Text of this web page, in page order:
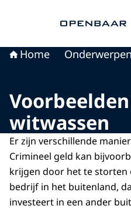
Home Onderwerpen
witwassen
Er zijn verschillende
Crimineel geld kan
krijgen door het te storten
bedrijf in het buitenland,
investeert in een ander